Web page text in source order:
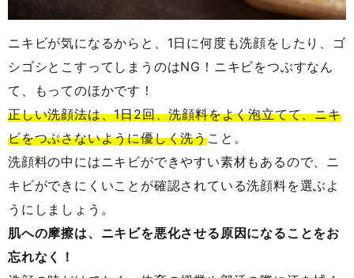
ニキビが気になるからと、1日に何度も洗顔をしたり、ゴ
シゴシとこすってしまうのはNG！ニキビをつぶすなん
て、もってのほかです！
正しい洗顔法は、1日2回、洗顔料をよく泡立てて、ニキ
ビをつぶさないように優しく洗うこと。
洗顔料の中にはニキビができやすい素材もあるので、ニ
キビができにくいことが確認されている洗顔料を選ぶよ
うにしましょう。
肌への摩擦は、ニキビを悪化させる原因になることをお
忘れなく！